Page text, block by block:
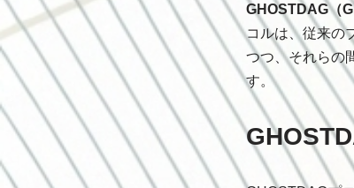
GHOSTDAG（
コルは、従来の
つつ、それらの
す。